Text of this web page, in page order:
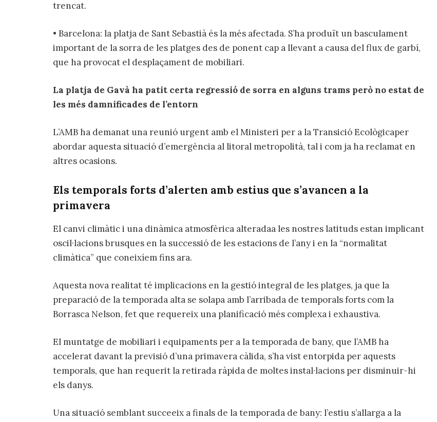
trencat.
• Barcelona: la platja de Sant Sebastià és la més afectada. S’ha produït un basculament
important de la sorra de les platges des de ponent cap a llevant a causa del flux de garbí,
que ha provocat el desplaçament de mobiliari.
La platja de Gavà ha patit certa regressió de sorra en alguns trams però no estat de
les més damnificades de l’entorn
L’AMB ha demanat una reunió urgent amb el Ministeri per a la Transició Ecològicaper
abordar aquesta situació d’emergència al litoral metropolità, tal i com ja ha reclamat en
altres ocasions.
Els temporals forts d’alerten amb estius que s’avancen a la
primavera
El canvi climàtic i una dinàmica atmosfèrica alteradaa les nostres latituds estan implicant
oscil·lacions brusques en la successió de les estacions de l’any i en la “normalitat
climàtica” que coneixíem fins ara.
Aquesta nova realitat té implicacions en la gestió integral de les platges, ja que la
preparació de la temporada alta se solapa amb l’arribada de temporals forts com la
Borrasca Nelson, fet que requereix una planificació més complexa i exhaustiva.
El muntatge de mobiliari i equipaments per a la temporada de bany, que l’AMB ha
accelerat davant la previsió d’una primavera càlida, s’ha vist entorpida per aquests
temporals, que han requerit la retirada ràpida de moltes instal·lacions per disminuir-hi
els danys.
Una situació semblant succeeix a finals de la temporada de bany: l’estiu s’allarga a la